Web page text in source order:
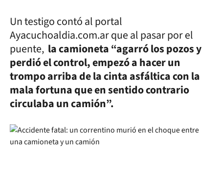
Un testigo contó al portal
Ayacuchoaldia.com.ar que al pasar por el
puente, la camioneta “agarró los pozos y
perdió el control, empezó a hacer un
trompo arriba de la cinta asfáltica con la
mala fortuna que en sentido contrario
circulaba un camión”.